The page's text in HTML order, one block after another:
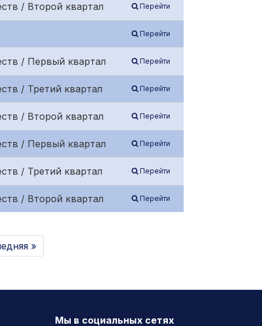
/ Второй квартал Перейти
Перейти
/ Первый квартал Перейти
/ Третий квартал Перейти
/ Второй квартал Перейти
/ Первый квартал Перейти
/ Третий квартал Перейти
/ Второй квартал Перейти
»
Мы в социальных сетях